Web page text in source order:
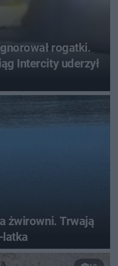
rogatki.
Intercity uderzył
żwirowni. Trwają
latka